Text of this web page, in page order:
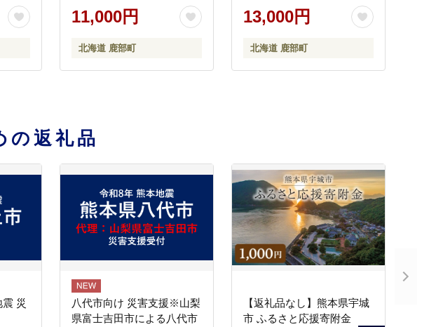
11,000円
北海道 鹿部町
13,000円
北海道 鹿部町
の返礼品
災
八代市向け 災害支援※山梨
県富士吉田市による八代市
【返礼品なし】熊本県宇城
市 ふるさと応援寄附金